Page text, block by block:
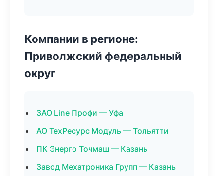
Компании в регионе:
Приволжский федеральный
округ
ЗАО Line Профи — Уфа
АО ТехРесурс Модуль — Тольятти
ПК Энерго Точмаш — Казань
Завод Мехатроника Групп — Казань